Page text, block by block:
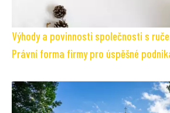
Výhody a povinnosti společnosti s
Právní forma firmy pro úspěšné